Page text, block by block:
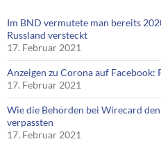
Im BND vermutete man bereits
Russland versteckt
17. Februar 2021
Anzeigen zu Corona auf
17. Februar 2021
Wie die Behörden bei Wirecard
verpassten
17. Februar 2021